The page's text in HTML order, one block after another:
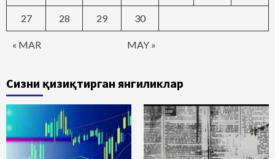
« MAR MAY »
27 28 29 30
Сизни қизиқтирган янгиликлар